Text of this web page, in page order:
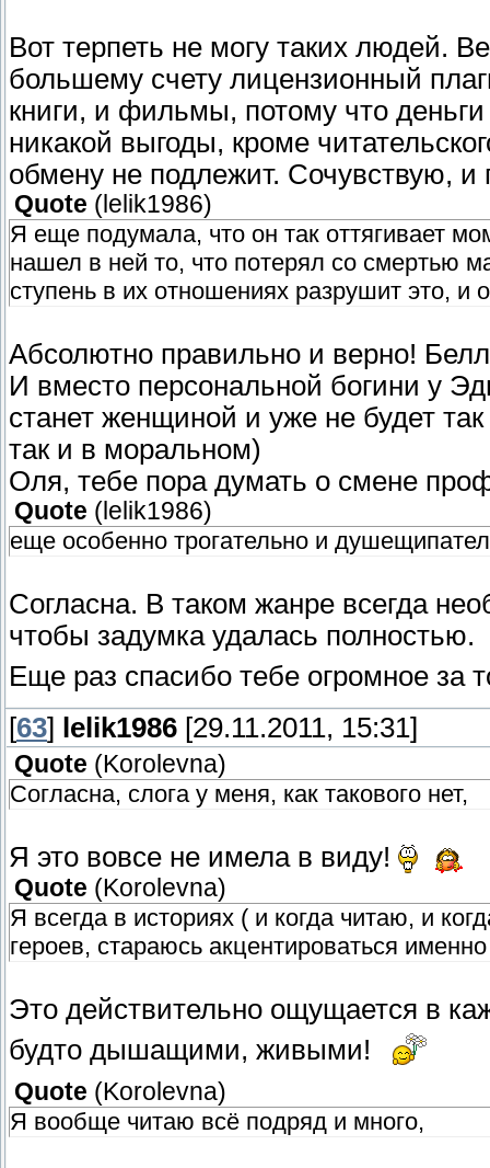
Вот терпеть не могу таких людей.
большему счету лицензионный
книги, и фильмы, потому что
никакой выгоды, кроме
обмену не подлежит. Сочувствую,
Quote ( lelik1986)
Я еще подумала, что он так оттягивает
нашел в ней то, что потерял со смертью
ступень в их отношениях разрушит это, и
Абсолютно правильно и верно!
И вместо персональной богини у
станет женщиной и уже не будет
так и в моральном)
Оля, тебе пора думать о смене
Quote ( lelik1986)
еще особенно трогательно и
Согласна. В таком жанре всегда
чтобы задумка удалась полностью.
Еще раз спасибо тебе огромное за
[63] lelik1986 [29.11.2011, 15:31]
Quote ( Korolevna)
Согласна, слога у меня, как такового нет,
Я это вовсе не имела в виду!
Quote ( Korolevna)
Я всегда в историях ( и когда читаю, и
героев, стараюсь акцентироваться
Это действительно ощущается в
будто дышащими, живыми!
Quote ( Korolevna)
Я вообще читаю всё подряд и много,